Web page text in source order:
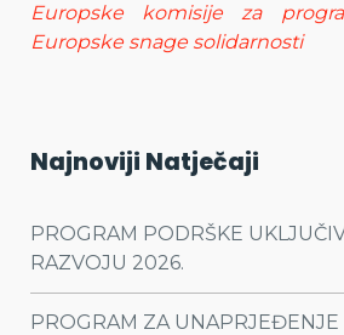
Europske komisije za
Europske snage solidarnosti
Najnoviji Natječaji
PROGRAM PODRŠKE
RAZVOJU 2026.
PROGRAM ZA UNAPRJEĐENJE